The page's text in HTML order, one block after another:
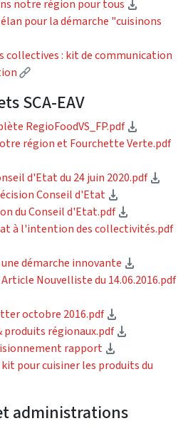
notre région pour tous
élan pour la démarche "cuisinons
collectives : kit de communication
(Lien externe)
SCA-EAV
RegioFoodVS_FP.pdf
région et Fourchette Verte.pdf
d'Etat du 24 juin 2020.pdf
Conseil d'Etat
du Conseil d'Etat.pdf
à l'intention des collectivités.pdf
démarche innovante
Nouvelliste du 14.06.2016.pdf
octobre 2016.pdf
produits régionaux.pdf
rapport
kit pour cuisiner les produits du
administrations